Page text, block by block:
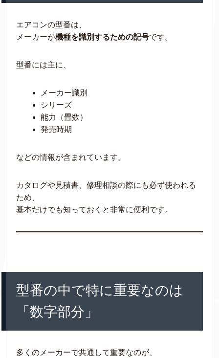
エアコンの型番は、
メーカーが機種を識別するための記号です。
型番には主に、
メーカー識別
シリーズ
能力（畳数）
発売時期
などの情報が含まれています。
カタログや見積書、修理相談の際にも必ず使われる
ため、
基本だけでも知っておくと非常に便利です。
型番の中で特に重要なのは
「数字部分」
多くのメーカーで共通して重要なのが、